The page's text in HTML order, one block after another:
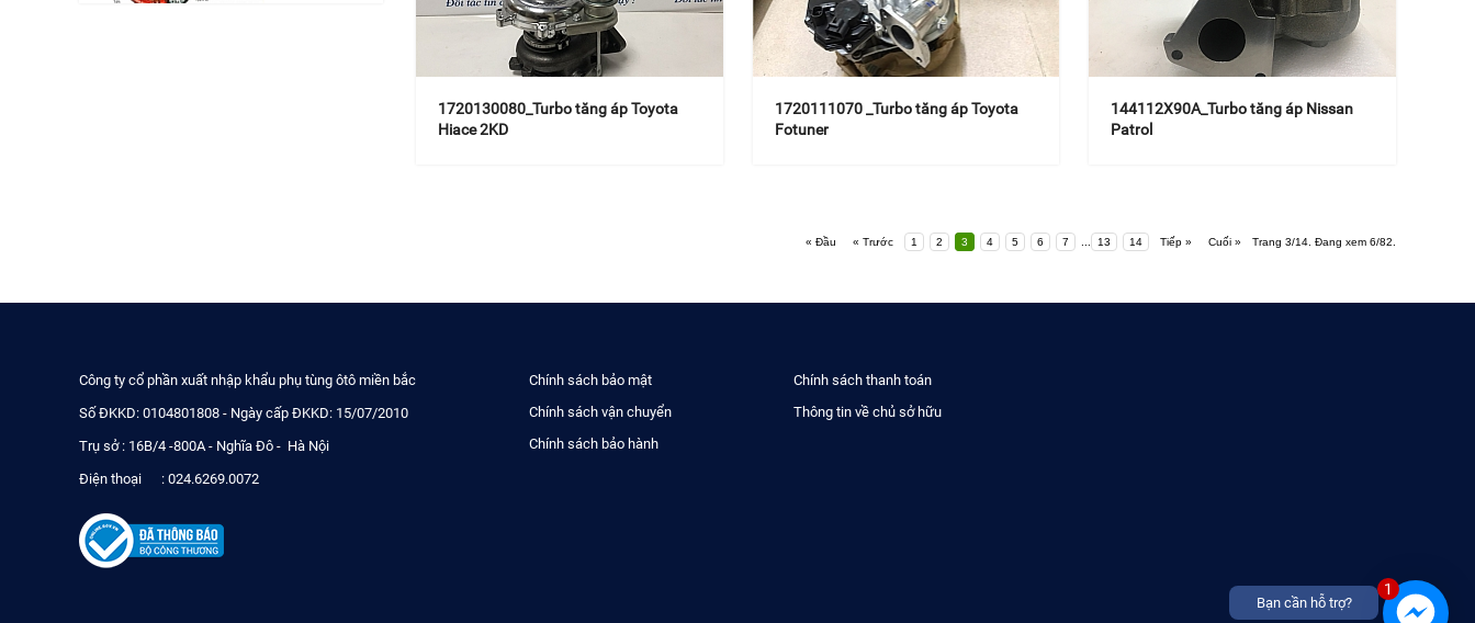
1720130080_Turbo tăng áp Toyota
Hiace 2KD
1720111070 _Turbo tăng áp Toyota
Fotuner
144112X90A_Turbo tăng áp Nissan
Patrol
« Đầu « Trước 1 2 3 4 5 6 7 13 14 Tiếp » Cuối » Trang 3/14. Đang xem 6/82.
Công ty cổ phần xuất nhập khẩu phụ tùng ôtô miền bắc
Số ĐKKD: 0104801808 - Ngày cấp ĐKKD: 15/07/2010
Trụ sở : 16B/4 -800A - Nghĩa Đô - Hà Nội
Điện thoại : 024.6269.0072
Chính sách bảo mật
Chính sách thanh toán
Chính sách vận chuyển
Thông tin về chủ sở hữu
Chính sách bảo hành
1
Bạn cần hỗ trợ?